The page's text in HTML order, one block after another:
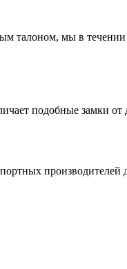
талоном, мы в
подобные замки от
производителей